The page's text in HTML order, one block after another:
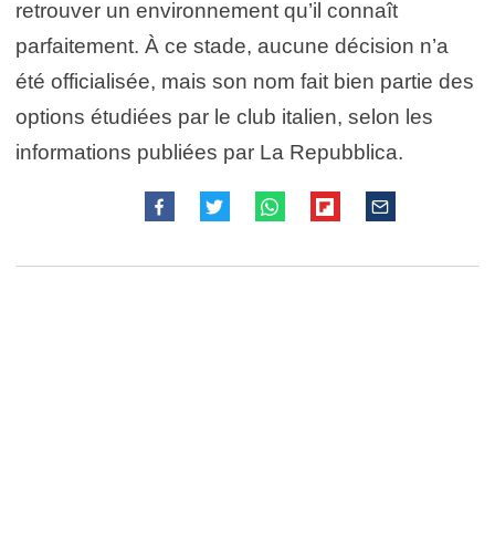
retrouver un environnement qu’il connaît
parfaitement. À ce stade, aucune décision n’a
été officialisée, mais son nom fait bien partie des
options étudiées par le club italien, selon les
informations publiées par La Repubblica.